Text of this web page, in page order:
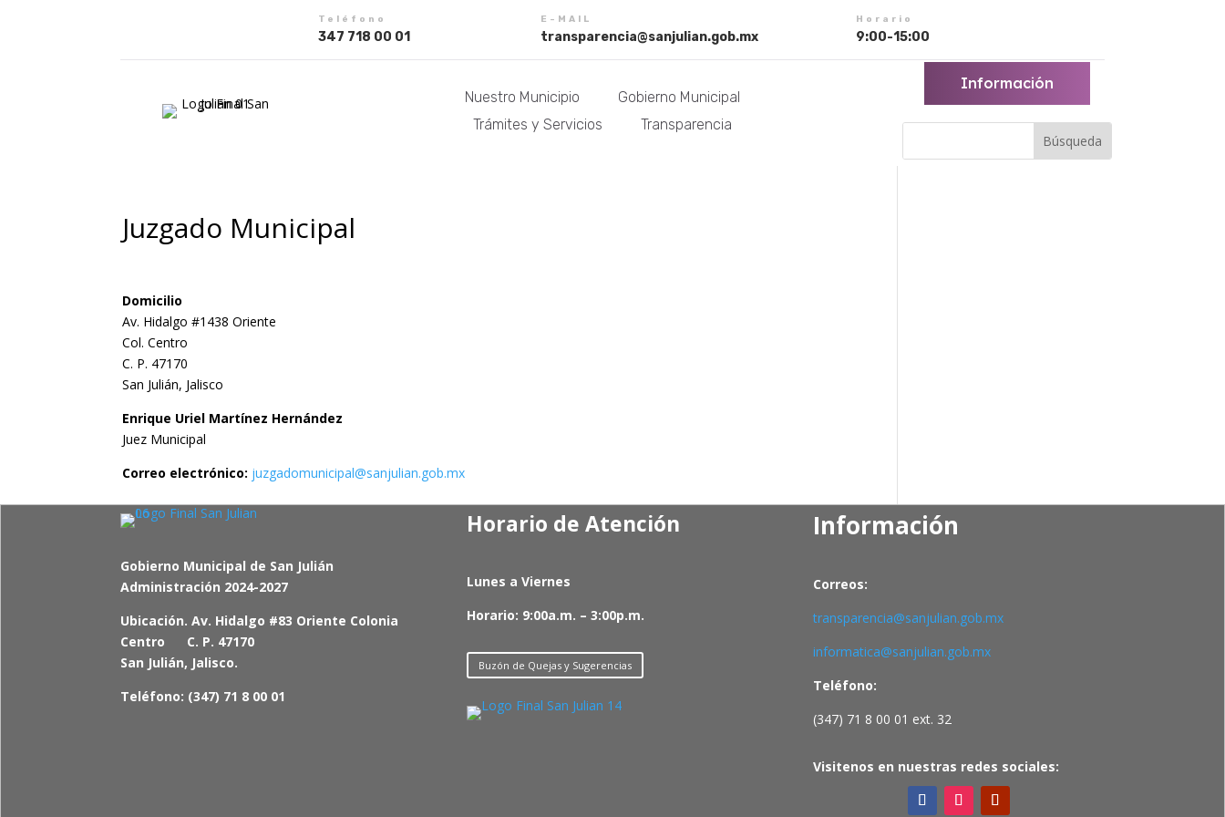
Teléfono
347 718 00 01
E-MAIL
transparencia@sanjulian.gob.mx
Horario
9:00-15:00
Nuestro Municipio
Gobierno Municipal
Trámites y Servicios
Transparencia
Información
Juzgado Municipal
Domicilio
Av. Hidalgo #1438 Oriente
Col. Centro
C. P. 47170
San Julián, Jalisco
Enrique Uriel Martínez Hernández
Juez Municipal
Correo electrónico: juzgadomunicipal@sanjulian.gob.mx
Gobierno Municipal de San Julián
Administración 2024-2027
Ubicación. Av. Hidalgo #83 Oriente Colonia
Centro C. P. 47170
San Julián, Jalisco.
Teléfono: (347) 71 8 00 01
Horario de Atención
Lunes a Viernes
Horario: 9:00a.m. – 3:00p.m.
Buzón de Quejas y Sugerencias
Información
Correos:
transparencia@sanjulian.gob.mx
informatica@sanjulian.gob.mx
Teléfono:
(347) 71 8 00 01 ext. 32
Visitenos en nuestras redes sociales: